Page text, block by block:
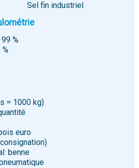
Sel fin industriel
%
%
= 1000 kg)
euro
benne